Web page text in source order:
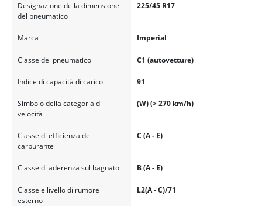
Designazione della dimensione
del pneumatico
225/45 R17
Marca Imperial
Classe del pneumatico C1 (autovetture)
Indice di capacità di carico 91
Simbolo della categoria di
velocità
(W) (> 270 km/h)
Classe di efficienza del
carburante
C (A - E)
Classe di aderenza sul bagnato B (A - E)
Classe e livello di rumore
esterno
L2(A - C)/71